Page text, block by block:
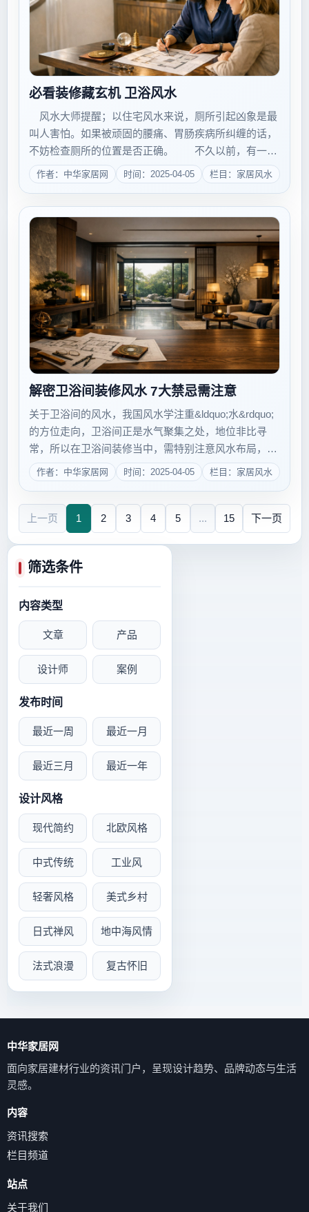
筛选条件
内容类型
文章 产品
设计师 案例
发布时间
最近一周 最近一月
最近三月 最近一年
设计风格
现代简约 北欧风格
中式传统 工业风
轻奢风格 美式乡村
日式禅风 地中海风情
法式浪漫 复古怀旧
必看装修藏玄机 卫浴风水
风水大师提醒；以住宅风水来说，厕所引起凶象是最
叫人害怕。如果被顽固的腰痛、胃肠疾病所纠缠的话，
不妨检查厕所的位置是否正确。 不久以前，有一位
先生对我说：&#39;以前，我的健康一向都很好，但
是，搬入新居后，一直被严重的便秘及下痢所苦，治疗
作者：中华家居网 时间：2025-04-05 栏目：家居风水
解密卫浴间装修风水 7大禁忌需注意
关于卫浴间的风水，我国风水学注重&ldquo;水&rdquo;
的方位走向，卫浴间正是水气聚集之处，地位非比寻
常，所以在卫浴间装修当中，需特别注意风水布局，以
免影响家庭生活。 卫浴间不宜开在西南或东北
方 卫浴间重在来水和去水，水气甚重，倘若开在西
作者：中华家居网 时间：2025-04-05 栏目：家居风水
上一页 1 2 3 4 5 ... 15 下一页
中华家居网
面向家居建材行业的资讯门户，呈现设计趋势、品牌动态与生活
灵感。
内容
资讯搜索
栏目频道
站点
关于我们